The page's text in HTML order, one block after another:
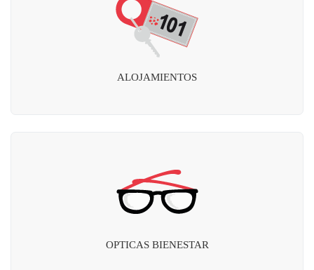
ALOJAMIENTOS
OPTICAS BIENESTAR